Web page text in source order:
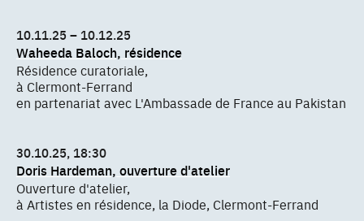
10.11.25 – 10.12.25
Waheeda Baloch, résidence
Résidence curatoriale,
à Clermont-Ferrand
en partenariat avec L'Ambassade de France au Pakistan
30.10.25, 18:30
Doris Hardeman, ouverture d'atelier
Ouverture d'atelier,
à Artistes en résidence, la Diode, Clermont-Ferrand